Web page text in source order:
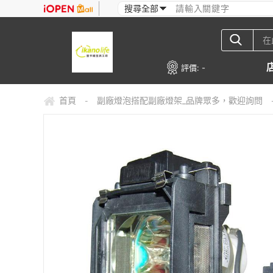
評價: -
首頁 - 副廠燈泡搭配副廠燈架_品牌眾多，歡迎詢問